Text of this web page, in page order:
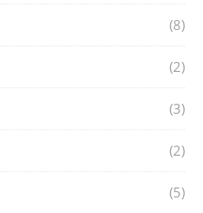
(8)
(2)
(3)
(2)
(5)